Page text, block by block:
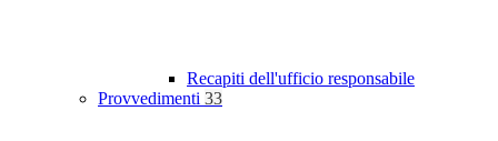
Recapiti dell'ufficio responsabile
Provvedimenti 33